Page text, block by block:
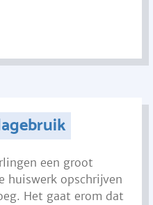
een groot
huiswerk opschrijven
Het gaat erom dat